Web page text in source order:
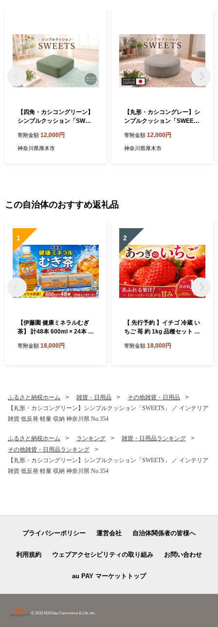
【四角・カシコングリーン】
シンプルクッション「SWEE
発 軽量 収納 神奈川県 No.35
0
寄附金額 12,000円
神奈川県厚木市
【丸形・カシコングレー】シ
ンプルクッション「SWEET
発 軽量 収納 神奈川県 No.35
3
寄附金額 12,000円
神奈川県厚木市
この自治体のおすすめ返礼品
1
【伊藤園 健康ミネラルむぎ
茶】 計48本 600ml × 24本 2
トル 飲料 生活必需品 非常用
寄附金額 18,000円
2
【 先行予約 】イチゴ 冷蔵 い
ちご 苺 約 1kg 品種セット 紅
甘酸っぱい 芳醇な香り フル
寄附金額 18,000円
ふるさと納税ホーム 雑貨・日用品
その他雑貨・日用品
【丸形・カシコングリーン】シンプルクッション「SWEETS」 ／ インテリア
雑貨 低反発 軽量 収納 神奈川県 No.354
ふるさと納税ホーム ランキング
雑貨・日用品ランキング
その他雑貨・日用品ランキング
【丸形・カシコングリーン】シンプルクッション「SWEETS」 ／ インテリア
雑貨 低反発 軽量 収納 神奈川県 No.354
プライバシーポリシー 運営会社 自治体関係者の皆様へ
利用規約 ウェブアクセシビリティの取り組み お問い合わせ
au PAY マーケットトップ
© 2016 KDDI/au Commerce & Life, Inc.